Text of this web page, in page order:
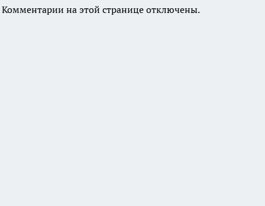
Комментарии на этой странице отключены.